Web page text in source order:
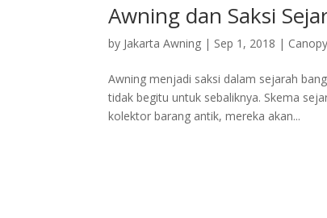
Awning dan Saksi
by Jakarta Awning | Sep 1, 2018 |
Awning menjadi saksi dalam sejarah
tidak begitu untuk sebaliknya. Skema
kolektor barang antik, mereka akan...